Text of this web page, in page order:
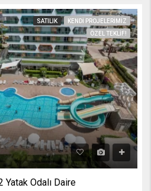
SATILIK
KENDI PROJELERIMIZ
ÖZEL TEKLIF!
Yatak Odalı Daire